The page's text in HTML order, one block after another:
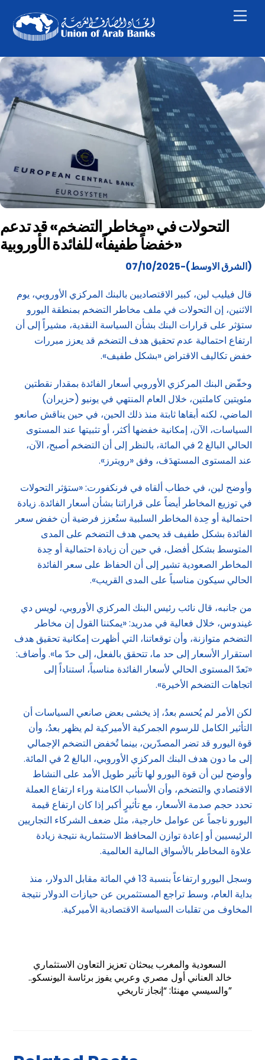
content
التحولات في «مخاطر التضخم» قد تدعم
«خفضاً طفيفاً» للفائدة الأوروبية
(الشرق الاوسط)-07/10/2025
قال فيليب لين، كبير الاقتصاديين بالبنك المركزي الأوروبي، يوم
الاثنين، إن التحولات في ملف مخاطر التضخم بمنطقة اليورو
ستؤثر على قرارات البنك بشأن السياسة النقدية، مشيراً إلى أن
ارتفاع احتمالية عدم تحقيق هدف التضخم قد يعزز مبررات
خفض تكاليف الاقتراض «بشكل طفيف».
وخفّض البنك المركزي الأوروبي أسعار الفائدة بمقدار نقطتين
مئويتين كاملتين، خلال العام المنتهي في يونيو (حزيران)
الماضي، لكنه أبقاها ثابتة منذ ذلك الحين، في حين يناقش صانعو
السياسات، الآن، إمكانية خفضها أكثر، أو تثبيتها عند المستوى
الحالي البالغ 2 في المائة، بالنظر إلى أن التضخم أصبح، الآن،
عند المستوى المستهدَف، وفق «رويترز».
وأوضح لين، في خطاب ألقاه في فرنكفورت: «ستؤثر التحولات
في توزيع المخاطر أيضاً على قراراتنا بشأن أسعار الفائدة. زيادة
احتمالية أو حِدة المخاطر السلبية ستُعزز فرضية أن خفض سعر
الفائدة بشكل طفيف قد يحمي هدف التضخم على المدى
المتوسط بشكل أفضل، في حين أن زيادة احتمالية أو حِدة
المخاطر الصعودية تشير إلى أن الحفاظ على سعر الفائدة
الحالي سيكون مناسباً على المدى القريب».
من جانبه، قال نائب رئيس البنك المركزي الأوروبي، لويس دي
غيندوس، خلال فعالية في مدريد: «يمكننا القول إن مخاطر
التضخم متوازنة، وأن توقعاتنا، التي أظهرت إمكانية تحقيق هدف
استقرار الأسعار إلى حد ما، تتحقق بالفعل، إلى حدّ ما». وأضاف:
«نَعدّ المستوى الحالي لأسعار الفائدة مناسباً، استناداً إلى
اتجاهات التضخم الأخيرة».
لكن الأمر لم يُحسم بعدُ، إذ يخشى بعض صانعي السياسات أن
التأثير الكامل للرسوم الجمركية الأميركية لم يظهر بعدُ، وأن
قوة اليورو قد تضر المصدّرين، بينما تُخفض التضخم الإجمالي
إلى ما دون هدف البنك المركزي الأوروبي، البالغ 2 في المائة.
وأوضح لين أن قوة اليورو لها تأثير طويل الأمد على النشاط
الاقتصادي والتضخم، وأن الأسباب الكامنة وراء ارتفاع العملة
تحدد حجم صدمة الأسعار، مع تأثيرٍ أكبر إذا كان ارتفاع قيمة
اليورو ناجماً عن عوامل خارجية، مثل ضعف الشركاء التجاريين
الرئيسيين أو إعادة توازن المحافظ الاستثمارية نتيجة زيادة
علاوة المخاطر بالأسواق المالية العالمية.
وسجل اليورو ارتفاعاً بنسبة 13 في المائة مقابل الدولار، منذ
بداية العام، وسط تراجع المستثمرين عن حيازات الدولار نتيجة
المخاوف من تقلبات السياسة الاقتصادية الأميركية.
السعودية والمغرب يبحثان تعزيز التعاون الاستثماري
خالد العناني أول مصري وعربي يفوز برئاسة اليونسكو..
والسيسي مهنئا: “إنجاز تاريخي”